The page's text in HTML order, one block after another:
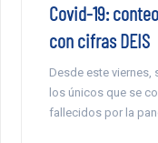
Covid-19:
con cifras DEIS
Desde este viernes,
los únicos que se
fallecidos por la